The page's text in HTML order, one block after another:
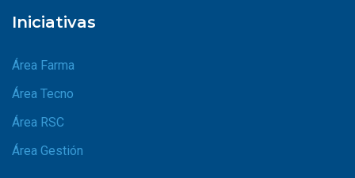
Iniciativas
Área Farma
Área Tecno
Área RSC
Área Gestión